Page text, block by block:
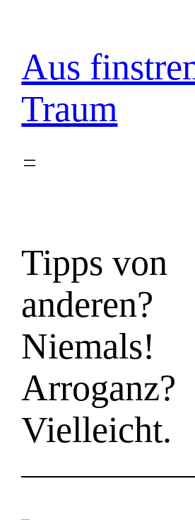
springen
Aus
Traum
Tipps von
anderen?
Niemals!
Arroganz?
Vielleicht.